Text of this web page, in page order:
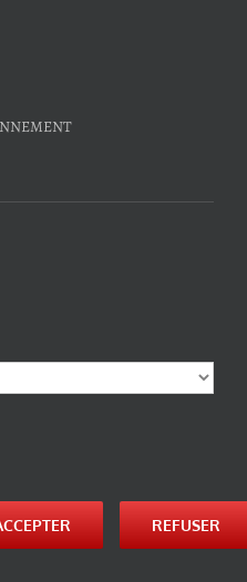
les pages https://tao-yin.fr/georges-charles/
harmonies/ sous licence Creative Commons
3.0 Unported (photos de ces pages non
REFUSER